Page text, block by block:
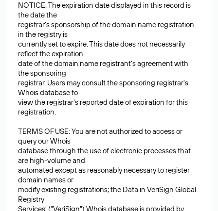
NOTICE: The expiration date displayed in this record is
the date the
registrar's sponsorship of the domain name registration
in the registry is
currently set to expire. This date does not necessarily
reflect the expiration
date of the domain name registrant's agreement with
the sponsoring
registrar. Users may consult the sponsoring registrar's
Whois database to
view the registrar's reported date of expiration for this
registration.
TERMS OF USE: You are not authorized to access or
query our Whois
database through the use of electronic processes that
are high-volume and
automated except as reasonably necessary to register
domain names or
modify existing registrations; the Data in VeriSign Global
Registry
Services' ("VeriSign") Whois database is provided by